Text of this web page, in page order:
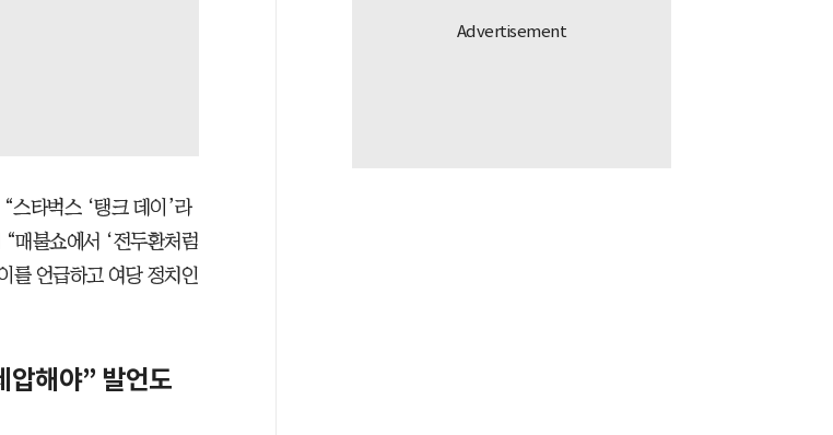
스타벅스 ‘탱크 데이’라
매불쇼에서 ‘전두환처럼
를 언급하고 여당 정치인
해야” 발언도